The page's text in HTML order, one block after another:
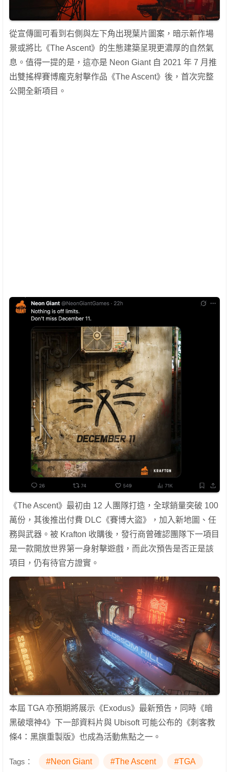
從宣傳圖可看到右側與左下角出現葉片圖案，暗示新作場
景或將比《The Ascent》的生態建築呈現更濃厚的自然氣
息。值得一提的是，這亦是 Neon Giant 自 2021 年 7 月推
出雙搖桿賽博龐克射擊作品《The Ascent》後，首次完整
公開全新項目。
《The Ascent》最初由 12 人團隊打造，全球銷量突破 100
萬份，其後推出付費 DLC《賽博大盜》，加入新地圖、任
務與武器。被 Krafton 收購後，發行商曾確認團隊下一項目
是一款開放世界第一身射擊遊戲，而此次預告是否正是該
項目，仍有待官方證實。
本屆 TGA 亦預期將展示《Exodus》最新預告，同時《暗
黑破壞神4》下一部資料片與 Ubisoft 可能公布的《刺客教
條4：黑旗重製版》也成為活動焦點之一。
Tags： #Neon Giant #The Ascent #TGA